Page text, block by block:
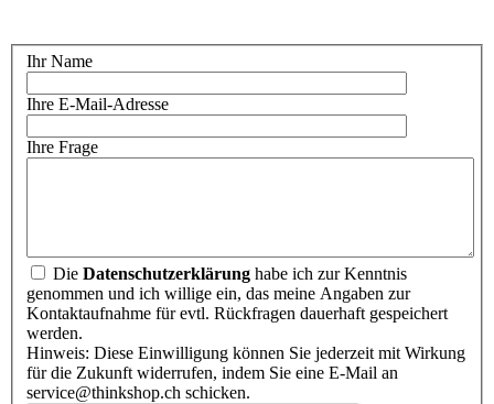
Ihr Name
Ihre E-Mail-Adresse
Ihre Frage
Die Datenschutzerklärung habe ich zur Kenntnis
genommen und ich willige ein, das meine Angaben zur
Kontaktaufnahme für evtl. Rückfragen dauerhaft gespeichert
werden.
Hinweis: Diese Einwilligung können Sie jederzeit mit Wirkung
für die Zukunft widerrufen, indem Sie eine E-Mail an
service@thinkshop.ch schicken.